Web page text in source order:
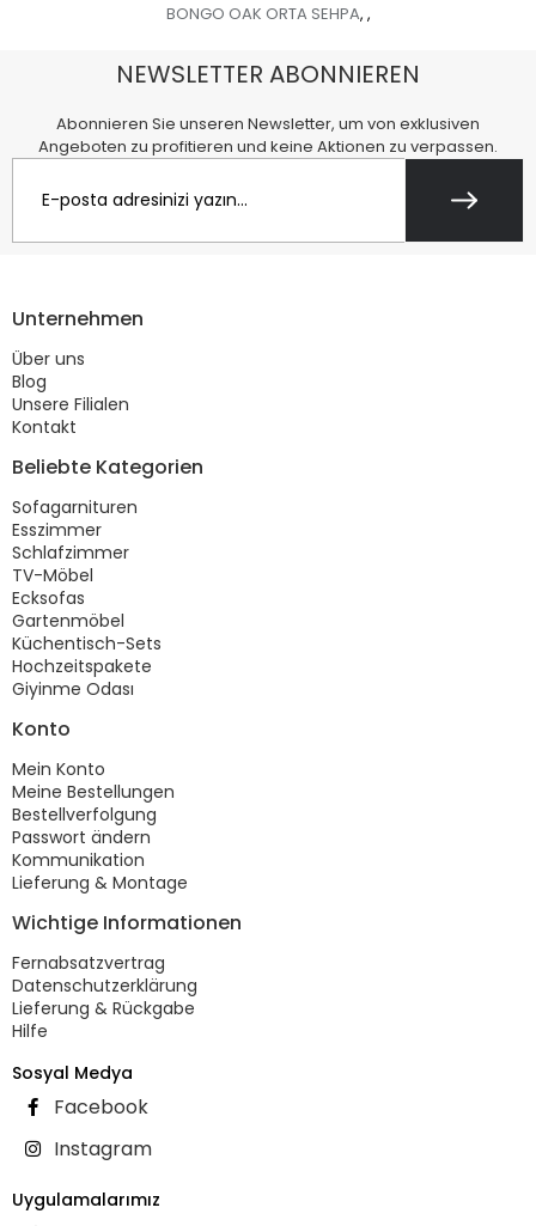
BONGO OAK ORTA SEHPA, ,
NEWSLETTER ABONNIEREN
Abonnieren Sie unseren Newsletter, um von exklusiven
Angeboten zu profitieren und keine Aktionen zu verpassen.
Unternehmen
Über uns
Blog
Unsere Filialen
Kontakt
Beliebte Kategorien
Sofagarnituren
Esszimmer
Schlafzimmer
TV-Möbel
Ecksofas
Gartenmöbel
Küchentisch-Sets
Hochzeitspakete
Giyinme Odası
Konto
Mein Konto
Meine Bestellungen
Bestellverfolgung
Passwort ändern
Kommunikation
Lieferung & Montage
Wichtige Informationen
Fernabsatzvertrag
Datenschutzerklärung
Lieferung & Rückgabe
Hilfe
Sosyal Medya
Facebook
Instagram
Uygulamalarımız